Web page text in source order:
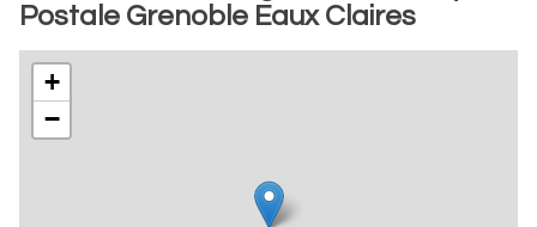
Postale Grenoble Eaux Claires
+
−